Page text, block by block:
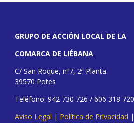
GRUPO DE ACCIÓN LOCAL DE LA
COMARCA DE LIÉBANA
C/ San Roque, nº7, 2ª Planta
39570 Potes
Teléfono: 942 730 726 / 606 318 720
Aviso Legal | Política de Privacidad |